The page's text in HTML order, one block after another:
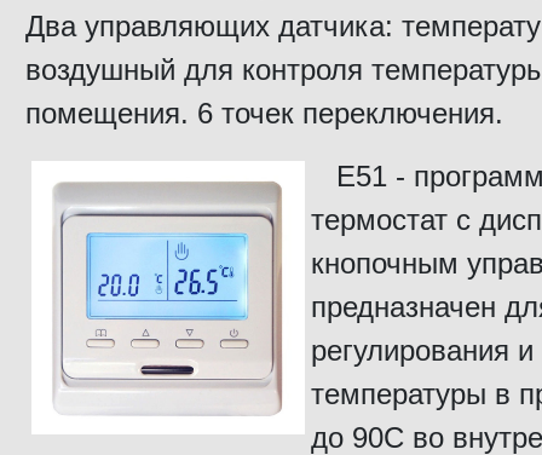
Два управляющих датчика:
воздушный для контроля
помещения. 6 точек переключения.
E51 -
термостат с
кнопочным
предназначен
регулирования
температуры в
до 90С во